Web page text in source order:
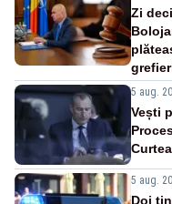
Zi
5 aug.
Vești
5 aug.
Doi